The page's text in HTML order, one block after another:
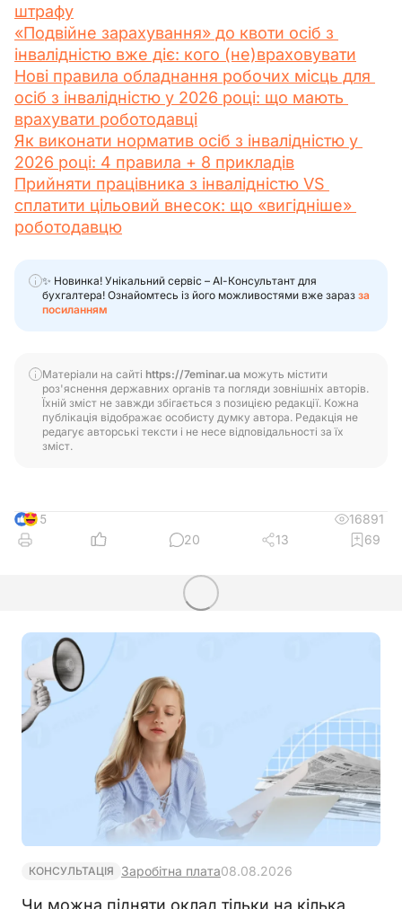
штрафу
«Подвійне зарахування» до квоти осіб з
інвалідністю вже діє: кого (не)враховувати
Нові правила обладнання робочих місць для
осіб з інвалідністю у 2026 році: що мають
врахувати роботодавці
Як виконати норматив осіб з інвалідністю у
2026 році: 4 правила + 8 прикладів
Прийняти працівника з інвалідністю VS
сплатити цільовий внесок: що «вигідніше»
роботодавцю
✨ Новинка! Унікальний сервіс – АІ-Консультант для
бухгалтера! Ознайомтесь із його можливостями вже зараз за
посиланням
Матеріали на сайті https://7eminar.ua можуть містити
роз'яснення державних органів та погляди зовнішніх авторів.
Їхній зміст не завжди збігається з позицією редакції. Кожна
публікація відображає особисту думку автора. Редакція не
редагує авторські тексти і не несе відповідальності за їх
зміст.
15
16891
20
13 69
КОНСУЛЬТАЦІЯ Заробітна плата08.08.2026
Чи можна підняти оклад тільки на кілька